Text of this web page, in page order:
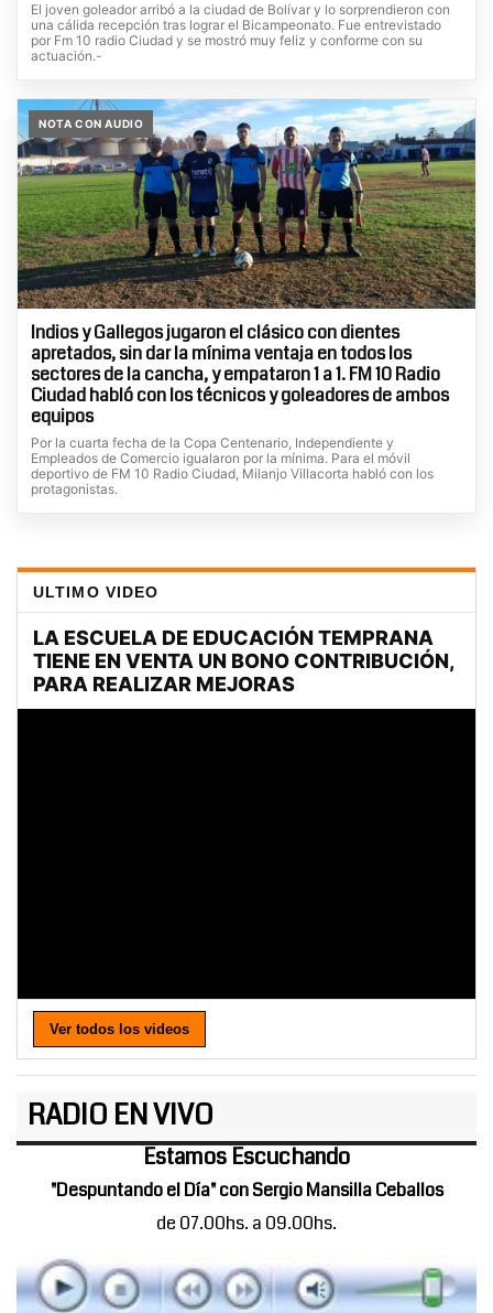
El joven goleador arribó a la ciudad de Bolívar y lo sorprendieron con
una cálida recepción tras lograr el Bicampeonato. Fue entrevistado
por Fm 10 radio Ciudad y se mostró muy feliz y conforme con su
actuación.-
NOTA CON AUDIO
Indios y Gallegos jugaron el clásico con dientes
apretados, sin dar la mínima ventaja en todos los
sectores de la cancha, y empataron 1 a 1. FM 10 Radio
Ciudad habló con los técnicos y goleadores de ambos
equipos
Por la cuarta fecha de la Copa Centenario, Independiente y
Empleados de Comercio igualaron por la mínima. Para el móvil
deportivo de FM 10 Radio Ciudad, Milanjo Villacorta habló con los
protagonistas.
ULTIMO VIDEO
Ver todos los videos
RADIO EN VIVO
Estamos Escuchando
"Despuntando el Día" con Sergio Mansilla Ceballos
de 07.00hs. a 09.00hs.